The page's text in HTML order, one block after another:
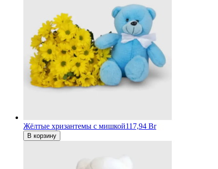
Жёлтые хризантемы с мишкой117,94 Br
В корзину